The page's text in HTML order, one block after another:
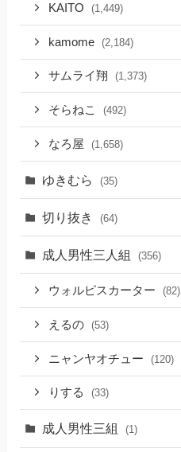
KAITO (1,449)
kamome (2,184)
サムライ翔 (1,373)
そらねこ (492)
なろ屋 (1,658)
ゆきむら (35)
切り抜き (64)
成人男性三人組 (356)
ウォルピスカーター (82)
えるの (53)
ニャンヤオチュー (120)
りする (33)
成人男性三組 (1)